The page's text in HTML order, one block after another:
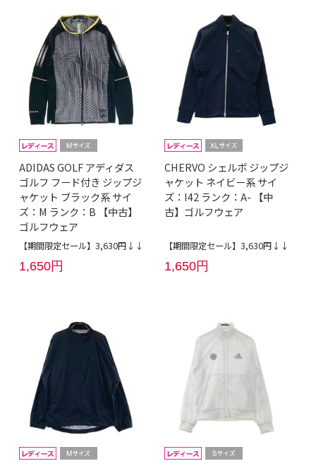
ADIDAS GOLF アディダス
ゴルフ フード付き ジップジ
ャケット ブラック系 サイ
ズ：M ランク：B 【中古】
ゴルフウェア
【期間限定セール】3,630円↓↓
1,650円
CHERVO シェルボ ジップジ
ャケット ネイビー系 サイ
ズ：I42 ランク：A- 【中
古】ゴルフウェア
【期間限定セール】3,630円↓↓
1,650円